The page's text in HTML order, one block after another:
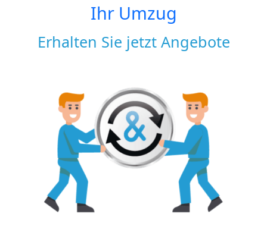
Ihr Umzug
Erhalten Sie jetzt Angebote